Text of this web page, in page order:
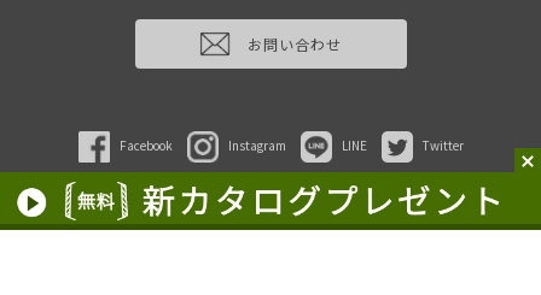
お問い合わせ
Facebook Instagram LINE Twitter